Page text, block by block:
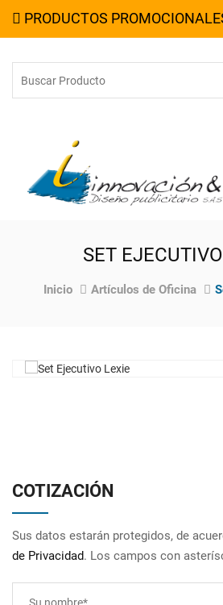
PRODUCTOS
SET
Inicio Artículos de Oficina
COTIZACIÓN
Sus datos estarán protegidos, de
de Privacidad. Los campos con